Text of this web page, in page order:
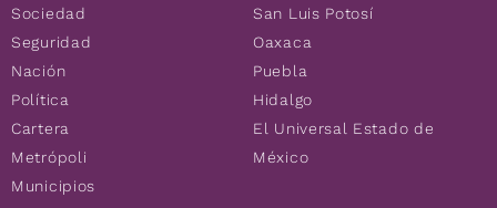
Sociedad
Seguridad
Nación
Política
Cartera
Metrópoli
Municipios
San Luis Potosí
Oaxaca
Puebla
Hidalgo
El Universal Estado de
México